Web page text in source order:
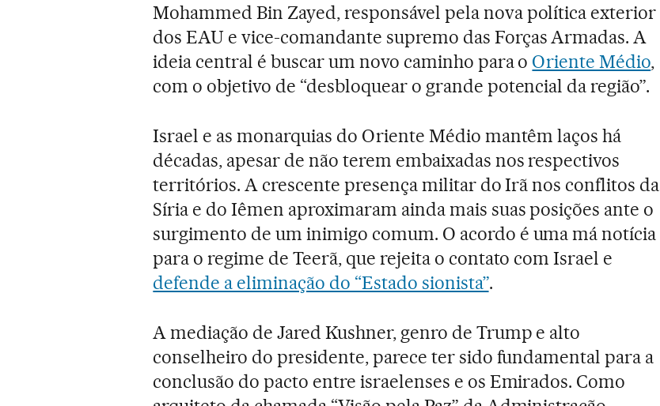
Mohammed Bin Zayed, responsável pela nova política exterior
dos EAU e vice-comandante supremo das Forças Armadas. A
ideia central é buscar um novo caminho para o Oriente Médio,
com o objetivo de “desbloquear o grande potencial da região”.
Israel e as monarquias do Oriente Médio mantêm laços há
décadas, apesar de não terem embaixadas nos respectivos
territórios. A crescente presença militar do Irã nos conflitos da
Síria e do Iêmen aproximaram ainda mais suas posições ante o
surgimento de um inimigo comum. O acordo é uma má notícia
para o regime de Teerã, que rejeita o contato com Israel e
defende a eliminação do “Estado sionista”.
A mediação de Jared Kushner, genro de Trump e alto
conselheiro do presidente, parece ter sido fundamental para a
conclusão do pacto entre israelenses e os Emirados. Como